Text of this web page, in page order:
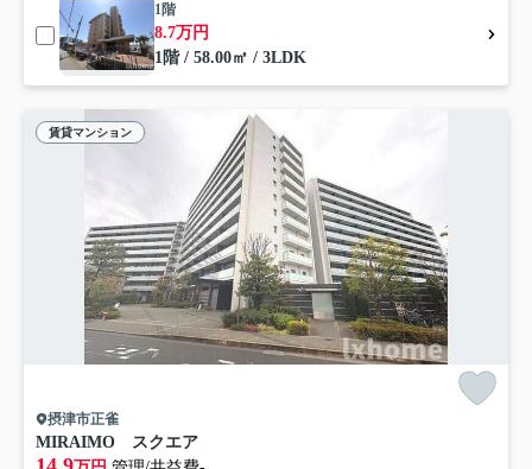
1階
8.7万円
1階 / 58.00㎡ / 3LDK
賃貸マンション
摂津市正雀
MIRAIMO スクエア